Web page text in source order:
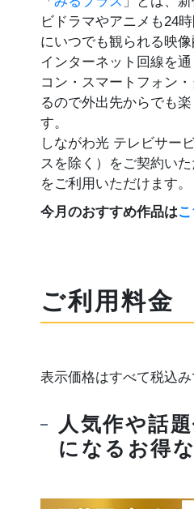
ビドラマやアニメも24
にいつでも観られる映像
インターネット回線を
コン・スマートフォン
るので外出先からでも
す。
しながわ光 テレビサー
スを除く）をご契約い
をご利用いただけます。
今月のおすすめ作品は
ご利用料金
表示価格はすべて税込み
人気作や話
になるお得